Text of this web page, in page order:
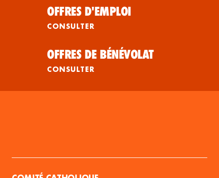
OFFRES D'EMPLOI
CONSULTER
OFFRES DE BÉNÉVOLAT
CONSULTER